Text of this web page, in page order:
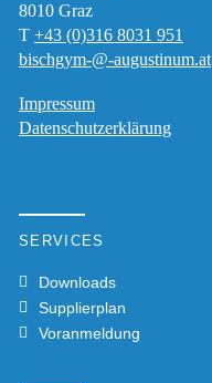
8010 Graz
T +43 (0)316 8031 951
bischgym-@-augustinum.at
Impressum
Datenschutzerklärung
SERVICES
Downloads
Supplierplan
Voranmeldung